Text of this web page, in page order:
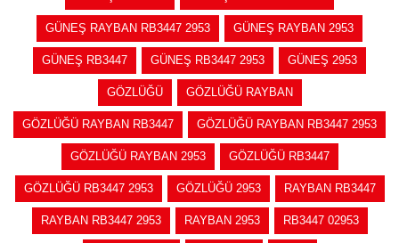
GÜNEŞ RAYBAN RB3447 2953 GÜNEŞ RAYBAN 2953
GÜNEŞ RB3447 GÜNEŞ RB3447 2953 GÜNEŞ 2953
GÖZLÜĞÜ GÖZLÜĞÜ RAYBAN
GÖZLÜĞÜ RAYBAN RB3447 GÖZLÜĞÜ RAYBAN RB3447 2953
GÖZLÜĞÜ RAYBAN 2953 GÖZLÜĞÜ RB3447
GÖZLÜĞÜ RB3447 2953 GÖZLÜĞÜ 2953 RAYBAN RB3447
RAYBAN RB3447 2953 RAYBAN 2953 RB3447 02953